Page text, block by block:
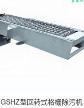
GSHZ型回转式格栅除污机